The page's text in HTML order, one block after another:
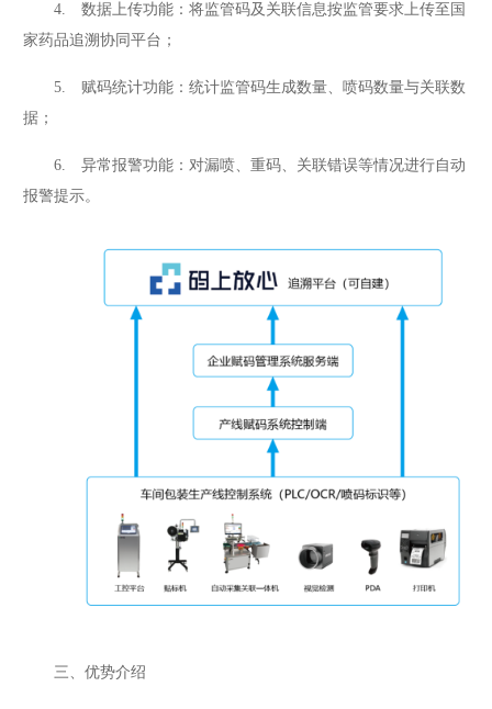
4. 数据上传功能：将监管码及关联信息按监管要求上传至国
家药品追溯协同平台；
5. 赋码统计功能：统计监管码生成数量、喷码数量与关联数
据；
6. 异常报警功能：对漏喷、重码、关联错误等情况进行自动
报警提示。
三、优势介绍